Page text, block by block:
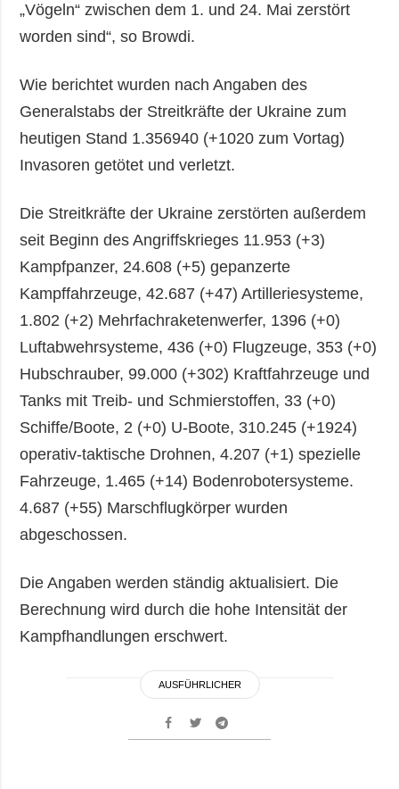
„Vögeln“ zwischen dem 1. und 24. Mai zerstört
worden sind“, so Browdi.
Wie berichtet wurden nach Angaben des
Generalstabs der Streitkräfte der Ukraine zum
heutigen Stand 1.356940 (+1020 zum Vortag)
Invasoren getötet und verletzt.
Die Streitkräfte der Ukraine zerstörten außerdem
seit Beginn des Angriffskrieges 11.953 (+3)
Kampfpanzer, 24.608 (+5) gepanzerte
Kampffahrzeuge, 42.687 (+47) Artilleriesysteme,
1.802 (+2) Mehrfachraketenwerfer, 1396 (+0)
Luftabwehrsysteme, 436 (+0) Flugzeuge, 353 (+0)
Hubschrauber, 99.000 (+302) Kraftfahrzeuge und
Tanks mit Treib- und Schmierstoffen, 33 (+0)
Schiffe/Boote, 2 (+0) U-Boote, 310.245 (+1924)
operativ-taktische Drohnen, 4.207 (+1) spezielle
Fahrzeuge, 1.465 (+14) Bodenrobotersysteme.
4.687 (+55) Marschflugkörper wurden
abgeschossen.
Die Angaben werden ständig aktualisiert. Die
Berechnung wird durch die hohe Intensität der
Kampfhandlungen erschwert.
AUSFÜHRLICHER